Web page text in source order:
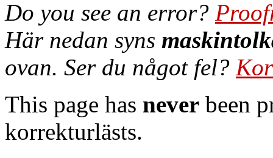
Do you see an error?
Här nedan syns
ovan. Ser du något fel?
This page has never been
korrekturlästs.